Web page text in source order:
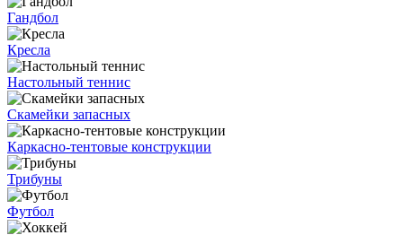
Гандбол
Кресла
Настольный теннис
Скамейки запасных
Каркасно-тентовые конструкции
Трибуны
Футбол